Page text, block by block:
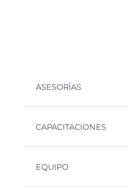
ASESORÍAS
CAPACITACIONES
EQUIPO